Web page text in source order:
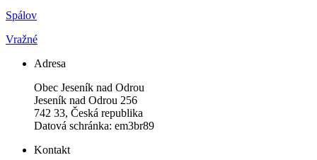
Spálov
Vražné
Adresa
Obec Jeseník nad Odrou
Jeseník nad Odrou 256
742 33, Česká republika
Datová schránka: em3br89
Kontakt